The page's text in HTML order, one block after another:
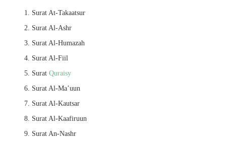
Surat At-Takaatsur
Surat Al-Ashr
Surat Al-Humazah
Surat Al-Fiil
Surat Quraisy
Surat Al-Ma’uun
Surat Al-Kautsar
Surat Al-Kaafiruun
Surat An-Nashr